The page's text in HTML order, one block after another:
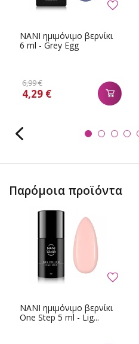
NANI ημιμόνιμο βερνίκι
6 ml - Grey Egg
6,99 €
4,29 €
Παρόμοια προϊόντα
NANI ημιμόνιμο βερνίκι
One Step 5 ml - Lig...